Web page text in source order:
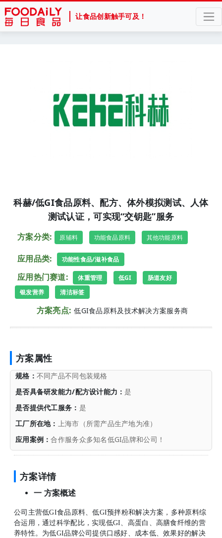
让食品创新触手可及！
科赫/低GI食品原料、配方、体外模拟测试、人体
测试认证，可实现“交钥匙”服务
方案分类: 原辅料 功能食品原料 其他功能原料
应用品类: 功能性食品/滋补食品
应用热门赛道: 体重管理 低GI
肠道友好
银发营养
清洁标签
方案亮点: 低GI食品原料及技术解决方案服务商
方案属性
规格： 不同产品不同包装规格
是否具备研发能力/配方设计能力：是
是否提供代工服务： 是
工厂所在地： 上海市（所需产品生产地为准）
应用案例：合作服务众多知名低GI品牌和公司！
方案详情
一 方案概述
公司主营低GI食品原料、低GI预拌粉和解决方案，多种原料综
合运用，通过科学配比，实现低GI、高蛋白、高膳食纤维的营
养特性。为低GI品牌公司提供口感好、成本低、效果好的解决